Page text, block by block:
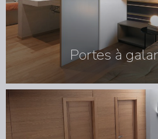
Portes à